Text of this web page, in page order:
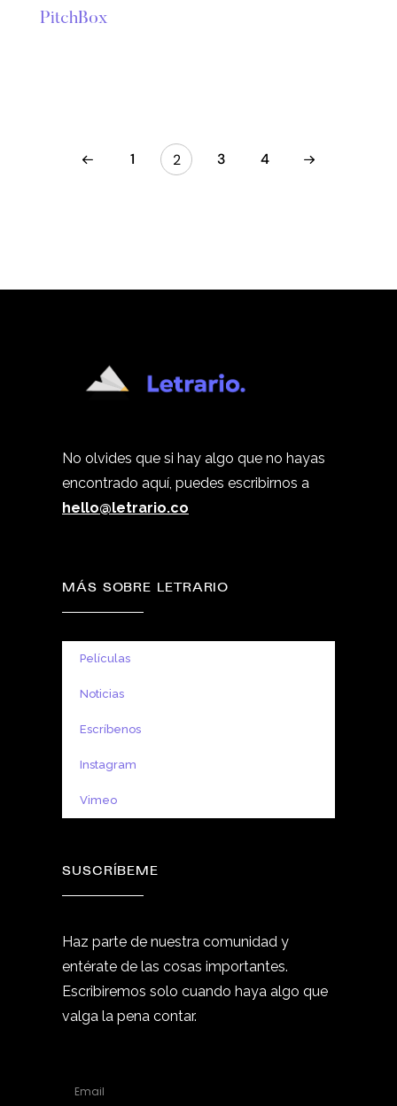
PitchBox
1 2 3 4
No olvides que si hay algo que no hayas
encontrado aquí, puedes escribirnos a
hello@letrario.co
MÁS SOBRE LETRARIO
Películas
Noticias
Escríbenos
Instagram
Vimeo
SUSCRÍBEME
Haz parte de nuestra comunidad y
entérate de las cosas importantes.
Escribiremos solo cuando haya algo que
valga la pena contar.